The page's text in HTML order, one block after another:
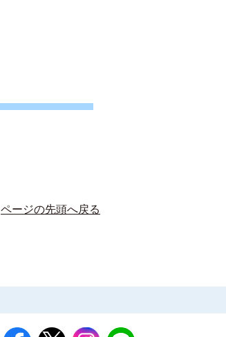
ページの先頭へ戻る